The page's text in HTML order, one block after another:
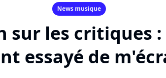
News musique
sur les critiques
essayé de